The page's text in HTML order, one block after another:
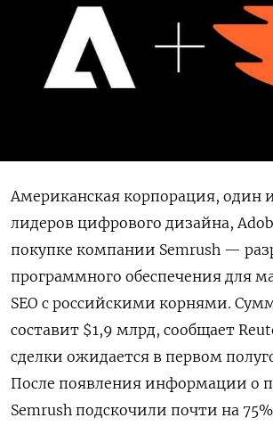
Американская корпорация, один
лидеров цифрового дизайна,
покупке компании Semrush —
программного обеспечения для
SEO с российскими корнями.
составит $1,9 млрд, сообщает
сделки ожидается в первом
После появления информации о
Semrush подскочили почти на